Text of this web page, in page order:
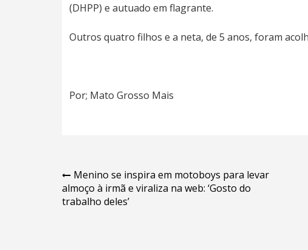
(DHPP) e autuado em flagrante.
Outros quatro filhos e a neta, de 5 anos, foram
Por; Mato Grosso Mais
Navegação
de
Menino se inspira em motoboys para levar
almoço à irmã e viraliza na web: ‘Gosto do
trabalho deles’